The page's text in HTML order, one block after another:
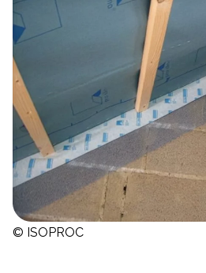
© ISOPROC